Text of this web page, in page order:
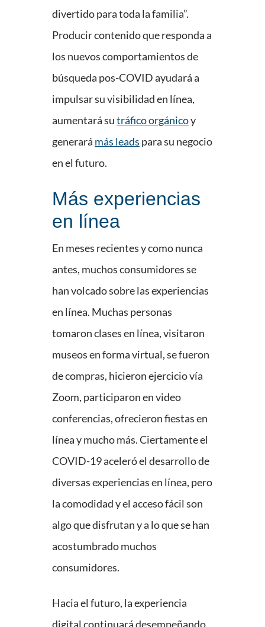
divertido para toda la familia”.
Producir contenido que responda a
los nuevos comportamientos de
búsqueda pos-COVID ayudará a
impulsar su visibilidad en línea,
aumentará sutráfico orgánicoy
generará más leads para su negocio
en el futuro.
Más experiencias
en línea
En meses recientes y como nunca
antes, muchos consumidores se
han volcado sobre las experiencias
en línea. Muchas personas
tomaron clases en línea, visitaron
museos en forma virtual, se fueron
de compras, hicieron ejercicio vía
Zoom, participaron en video
conferencias, ofrecieron fiestas en
línea y mucho más. Ciertamente el
COVID-19 aceleró el desarrollo de
diversas experiencias en línea, pero
la comodidad y el acceso fácil son
algo que disfrutan y a lo que se han
acostumbrado muchos
consumidores.
Hacia el futuro, la experiencia
digital continuará desempeñando